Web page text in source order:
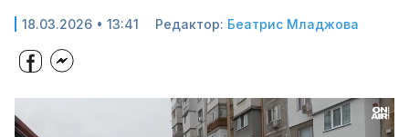
18.03.2026 • 13:41 Редактор: Беатрис Младжова